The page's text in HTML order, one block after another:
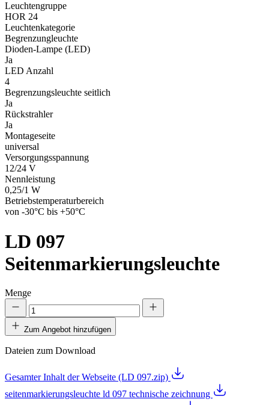
Leuchtengruppe
HOR 24
Leuchtenkategorie
Begrenzungleuchte
Dioden-Lampe (LED)
Ja
LED Anzahl
4
Begrenzungsleuchte seitlich
Ja
Rückstrahler
Ja
Montageseite
universal
Versorgungsspannung
12/24 V
Nennleistung
0,25/1 W
Betriebstemperaturbereich
von -30°C bis +50°C
LD 097
Seitenmarkierungsleuchte
Menge
Zum Angebot hinzufügen
Dateien zum Download
Gesamter Inhalt der Webseite (LD 097.zip)
seitenmarkierungsleuchte ld 097 technische zeichnung